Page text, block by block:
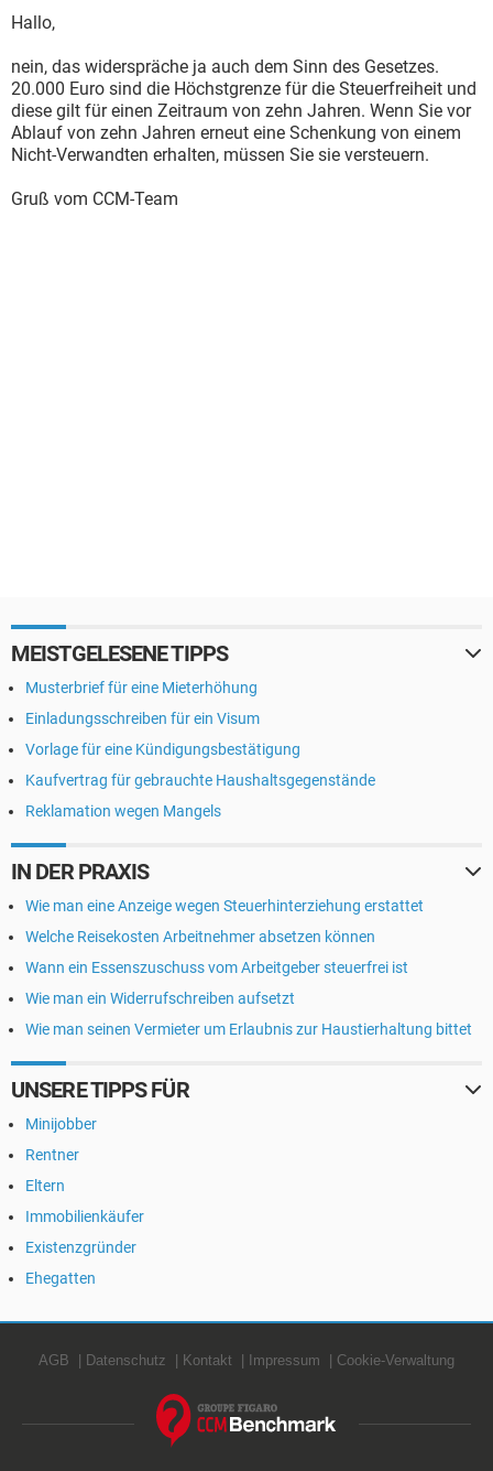
Hallo,
nein, das widerspräche ja auch dem Sinn des Gesetzes.
20.000 Euro sind die Höchstgrenze für die Steuerfreiheit und
diese gilt für einen Zeitraum von zehn Jahren. Wenn Sie vor
Ablauf von zehn Jahren erneut eine Schenkung von einem
Nicht-Verwandten erhalten, müssen Sie sie versteuern.
Gruß vom CCM-Team
MEISTGELESENE TIPPS
Musterbrief für eine Mieterhöhung
Einladungsschreiben für ein Visum
Vorlage für eine Kündigungsbestätigung
Kaufvertrag für gebrauchte Haushaltsgegenstände
Reklamation wegen Mangels
IN DER PRAXIS
Wie man eine Anzeige wegen Steuerhinterziehung erstattet
Welche Reisekosten Arbeitnehmer absetzen können
Wann ein Essenszuschuss vom Arbeitgeber steuerfrei ist
Wie man ein Widerrufschreiben aufsetzt
Wie man seinen Vermieter um Erlaubnis zur Haustierhaltung bittet
UNSERE TIPPS FÜR
Minijobber
Rentner
Eltern
Immobilienkäufer
Existenzgründer
Ehegatten
AGB Datenschutz Kontakt Impressum Cookie-Verwaltung